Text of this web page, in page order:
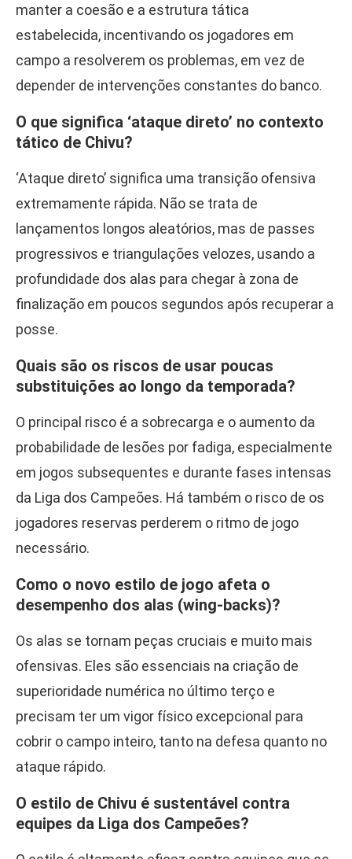
manter a coesão e a estrutura tática
estabelecida, incentivando os jogadores em
campo a resolverem os problemas, em vez de
depender de intervenções constantes do banco.
O que significa ‘ataque direto’ no contexto
tático de Chivu?
‘Ataque direto’ significa uma transição ofensiva
extremamente rápida. Não se trata de
lançamentos longos aleatórios, mas de passes
progressivos e triangulações velozes, usando a
profundidade dos alas para chegar à zona de
finalização em poucos segundos após recuperar a
posse.
Quais são os riscos de usar poucas
substituições ao longo da temporada?
O principal risco é a sobrecarga e o aumento da
probabilidade de lesões por fadiga, especialmente
em jogos subsequentes e durante fases intensas
da Liga dos Campeões. Há também o risco de os
jogadores reservas perderem o ritmo de jogo
necessário.
Como o novo estilo de jogo afeta o
desempenho dos alas (wing-backs)?
Os alas se tornam peças cruciais e muito mais
ofensivas. Eles são essenciais na criação de
superioridade numérica no último terço e
precisam ter um vigor físico excepcional para
cobrir o campo inteiro, tanto na defesa quanto no
ataque rápido.
O estilo de Chivu é sustentável contra
equipes da Liga dos Campeões?